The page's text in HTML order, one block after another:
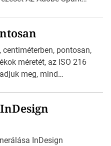
miközben
készítsünk címkét?
ki a kívánt címke
pontosan,
méretét, az ISO 216
meg, mind
Az amerikai és
az ISO 216 nem
C0-tól […]
InDesign